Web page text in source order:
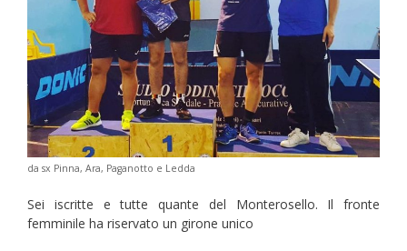
da sx Pinna, Ara, Paganotto e Ledda
Sei iscritte e tutte quante del Monterosello. Il fronte
femminile ha riservato un girone unico